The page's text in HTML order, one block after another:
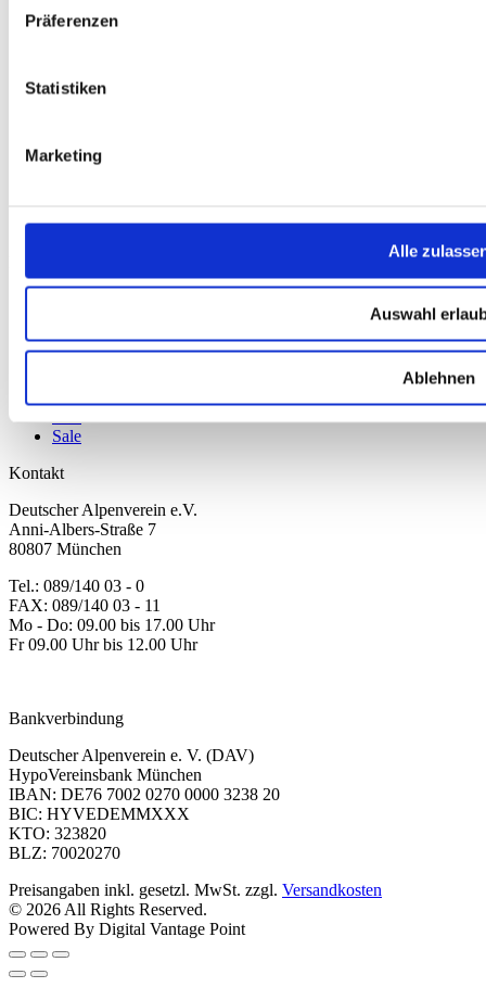
Präferenzen
Statistiken
Marketing
Alle
Auswahl
Ablehnen
Über Uns
Mein Konto
Nachhaltigkeit
Versandkosten
Datenschutz
WIDERRUF ERKLÄREN
Herren
Kinder
Sale
Kontakt
Deutscher Alpenverein e.V.
Anni-Albers-Straße 7
80807 München
Tel.: 089/140 03 - 0
FAX: 089/140 03 - 11
Mo - Do: 09.00 bis 17.00 Uhr
Fr 09.00 Uhr bis 12.00 Uhr
Bankverbindung
Deutscher Alpenverein e. V. (DAV)
HypoVereinsbank München
IBAN: DE76 7002 0270 0000 3238 20
BIC: HYVEDEMMXXX
KTO: 323820
BLZ: 70020270
Preisangaben inkl. gesetzl. MwSt. zzgl. Versandkosten
© 2026 All Rights Reserved.
Powered By Digital Vantage Point